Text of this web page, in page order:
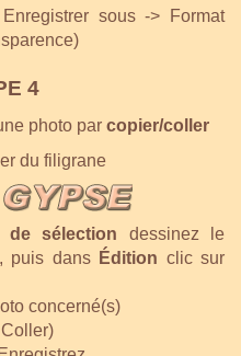
sous -> Format
4
photo par copier/coller
du filigrane
de sélection dessinez le
puis dans Édition clic sur
concerné(s)